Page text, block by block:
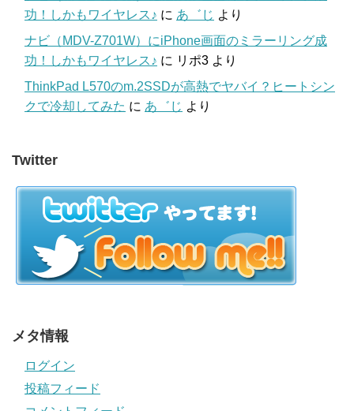
功！しかもワイヤレス♪ に あ゛じ より
ナビ（MDV-Z701W）にiPhone画面のミラーリング成
功！しかもワイヤレス♪ に リポ3 より
ThinkPad L570のm.2SSDが高熱でヤバイ？ヒートシン
クで冷却してみた に あ゛じ より
Twitter
メタ情報
ログイン
投稿フィード